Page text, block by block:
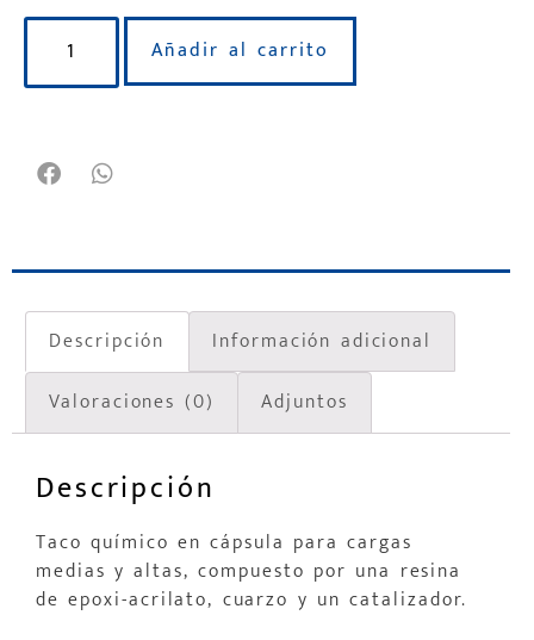
Añadir al carrito
Descripción
Información adicional
Valoraciones (0)
Adjuntos
Descripción
Taco químico en cápsula para cargas
medias y altas, compuesto por una resina
de epoxi-acrilato, cuarzo y un catalizador.